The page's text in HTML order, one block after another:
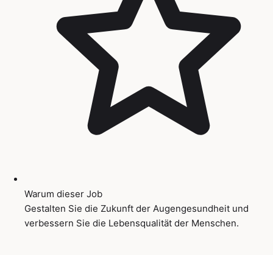
Warum dieser Job
Gestalten Sie die Zukunft der Augengesundheit und
verbessern Sie die Lebensqualität der Menschen.